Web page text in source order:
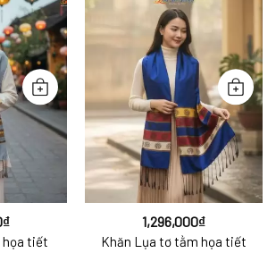
₫
họa tiết
1,296,000₫
Khăn Lụa tơ tằm họa tiết